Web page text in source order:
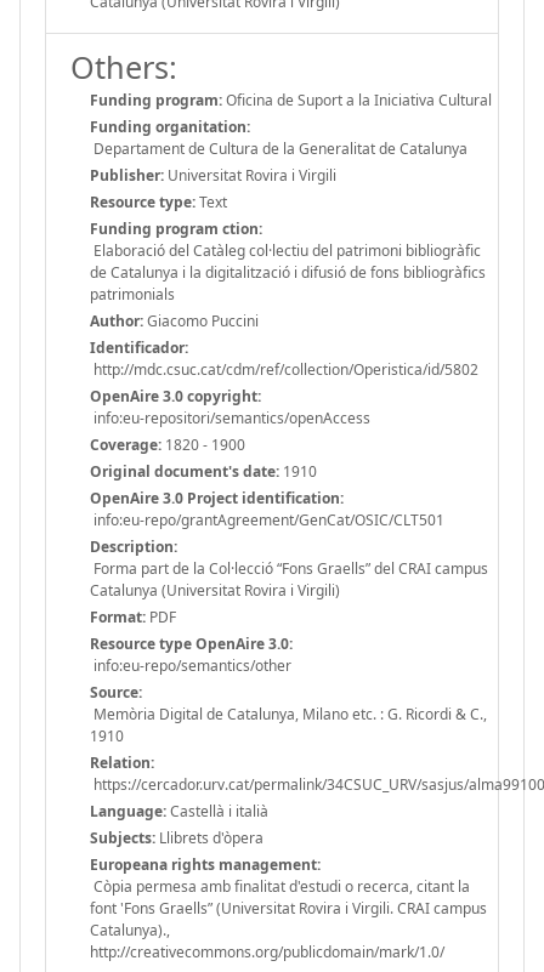
Others:
Funding program:Oficina de Suport a la Iniciativa Cultural
Funding organitation:
Departament de Cultura de la Generalitat de Catalunya
Publisher: Universitat Rovira i Virgili
Resource type:Text
Funding program ction:
Elaboració del Catàleg col·lectiu del patrimoni bibliogràfic
de Catalunya i la digitalització i difusió de fons bibliogràfics
patrimonials
Author:Giacomo Puccini
Identificador:
http://mdc.csuc.cat/cdm/ref/collection/Operistica/id/5802
OpenAire 3.0 copyright:
info:eu-repositori/semantics/openAccess
Coverage: 1820 - 1900
Original document's date: 1910
OpenAire 3.0 Project identification:
info:eu-repo/grantAgreement/GenCat/OSIC/CLT501
Description:
Forma part de la Col·lecció “Fons Graells” del CRAI campus
Catalunya (Universitat Rovira i Virgili)
Format: PDF
Resource type OpenAire 3.0:
info:eu-repo/semantics/other
Source:
Memòria Digital de Catalunya, Milano etc. : G. Ricordi & C.,
1910
Relation:
https://cercador.urv.cat/permalink/34CSUC_URV/sasjus/
Language:Castellà i italià
Subjects: Llibrets d'òpera
Europeana rights management:
Còpia permesa amb finalitat d'estudi o recerca, citant la
font 'Fons Graells” (Universitat Rovira i Virgili. CRAI campus
Catalunya).,
http://creativecommons.org/publicdomain/mark/1.0/